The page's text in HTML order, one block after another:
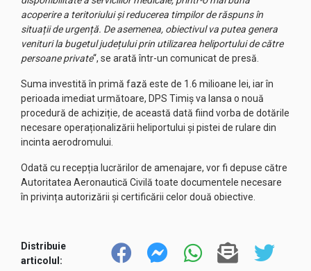
acoperire a teritoriului și reducerea timpilor de răspuns în
situații de urgență. De asemenea, obiectivul va putea genera
venituri la bugetul județului prin utilizarea heliportului de către
persoane private“, se arată într-un comunicat de presă.
Suma investită în primă fază este de 1.6 milioane lei, iar în
perioada imediat următoare, DPS Timiș va lansa o nouă
procedură de achiziție, de această dată fiind vorba de dotările
necesare operaționalizării heliportului și pistei de rulare din
incinta aerodromului.
Odată cu recepția lucrărilor de amenajare, vor fi depuse către
Autoritatea Aeronautică Civilă toate documentele necesare
în privința autorizării și certificării celor două obiective.
Distribuie
articolul: